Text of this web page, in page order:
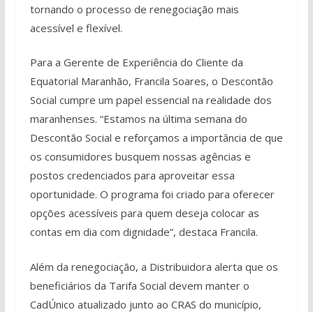
tornando o processo de renegociação mais
acessível e flexível.
Para a Gerente de Experiência do Cliente da
Equatorial Maranhão, Francila Soares, o Descontão
Social cumpre um papel essencial na realidade dos
maranhenses. “Estamos na última semana do
Descontão Social e reforçamos a importância de que
os consumidores busquem nossas agências e
postos credenciados para aproveitar essa
oportunidade. O programa foi criado para oferecer
opções acessíveis para quem deseja colocar as
contas em dia com dignidade”, destaca Francila.
Além da renegociação, a Distribuidora alerta que os
beneficiários da Tarifa Social devem manter o
CadÚnico atualizado junto ao CRAS do município,